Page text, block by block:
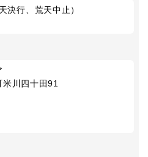
決行、荒天中止）
米川四十田91